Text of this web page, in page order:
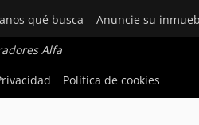
qué busca Anuncie su
Alfa
Política de cookies